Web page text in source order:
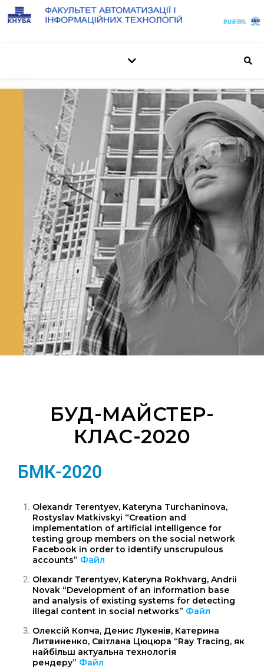
БУД-МАЙСТЕР-
КЛАС-2020
БМК-2020
Olexandr Terentyev, Kateryna Turchaninova,
Rostyslav Matkivskyi “Creation and
implementation of artificial intelligence for
testing group members on the social network
Facebook in order to identify unscrupulous
accounts” Файл
Olexandr Terentyev, Kateryna Rokhvarg, Andrii
Novak “Development of an information base
and analysis of existing systems for detecting
illegal content in social networks” Файл
Олексій Копча, Денис Лукенів, Катерина
Литвиненко, Світлана Цюцюра “Ray Tracing, як
найбільш актуальна технологія
рендеру” Файл